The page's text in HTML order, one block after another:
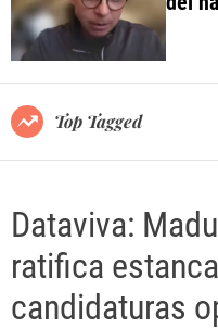
Top Tagged
Dataviva:
ratifica
candidaturas